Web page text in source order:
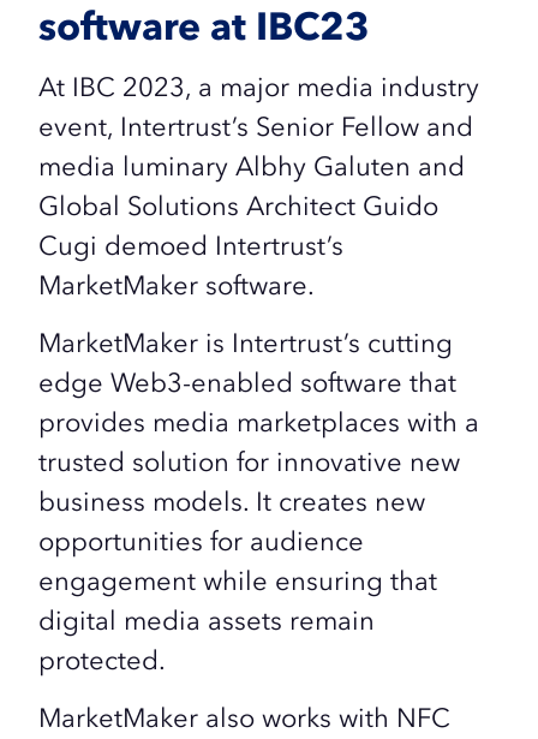
software at IBC23
At IBC 2023, a major media industry
event, Intertrust’s Senior Fellow and
media luminary Albhy Galuten and
Global Solutions Architect Guido
Cugi demoed Intertrust’s
MarketMaker software.
MarketMaker is Intertrust’s cutting
edge Web3-enabled software that
provides media marketplaces with a
trusted solution for innovative new
business models. It creates new
opportunities for audience
engagement while ensuring that
digital media assets remain
protected.
MarketMaker also works with NFC